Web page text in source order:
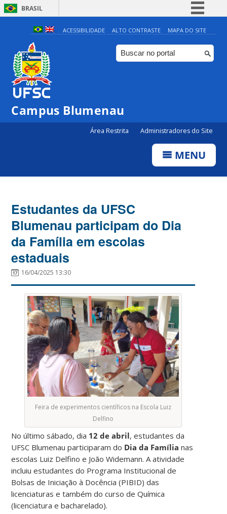
BRASIL
Simplifique!
Comunica BR
Participe
ACESSIBILIDADE ALTO CONTRASTE MAPA DO SITE
Campus Blumenau
Área Restrita Administradores do Site
MENU
Estudantes da UFSC
Blumenau participam do Dia
da Família em escolas
estaduais
16/04/2025 13:30
Feira de experimentos científicos na Escola Luiz
Delfino
No último sábado, dia 12 de abril, estudantes da
UFSC Blumenau participaram do Dia da Família nas
escolas Luiz Delfino e João Widemann. A atividade
incluiu estudantes do Programa Institucional de
Bolsas de Iniciação à Docência (PIBID) das
licenciaturas e também do curso de Química
(licenciatura e bacharelado).